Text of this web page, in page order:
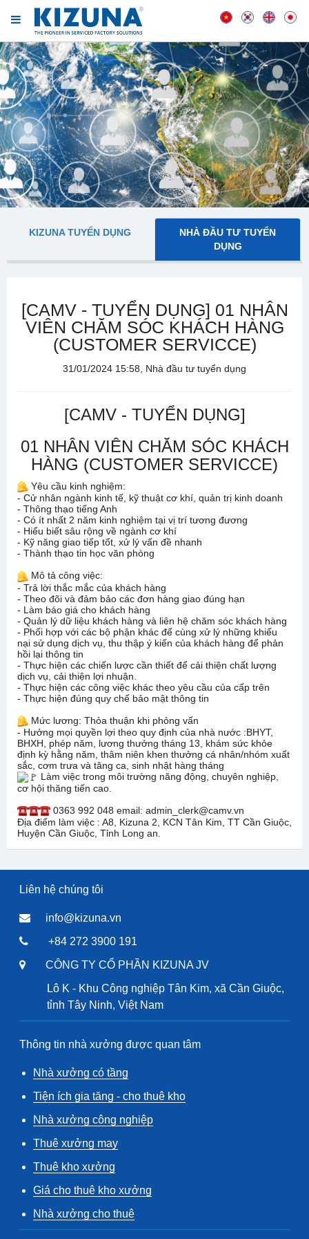
KIZUNA TUYỂN DỤNG
NHÀ ĐẦU TƯ TUYỂN
DỤNG
[CAMV - TUYỂN DỤNG] 01 NHÂN
VIÊN CHĂM SÓC KHÁCH HÀNG
(CUSTOMER SERVICCE)
31/01/2024 15:58, Nhà đầu tư tuyển dụng
[CAMV - TUYỂN DỤNG]
01 NHÂN VIÊN CHĂM SÓC KHÁCH
HÀNG (CUSTOMER SERVICCE)
Yêu cầu kinh nghiệm:
- Cử nhân ngành kinh tế, kỹ thuật cơ khí, quản trị kinh doanh
- Thông thạo tiếng Anh
- Có ít nhất 2 năm kinh nghiệm tại vị trí tương đương
- Hiểu biết sâu rộng về ngành cơ khí
- Kỹ năng giao tiếp tốt, xử lý vấn đề nhanh
- Thành thạo tin học văn phòng
Mô tả công việc:
- Trả lời thắc mắc của khách hàng
- Theo đõi và đảm bảo các đơn hàng giao đúng hạn
- Làm báo giá cho khách hàng
- Quản lý dữ liệu khách hàng và liên hệ chăm sóc khách hàng
- Phối hợp với các bộ phận khác để cùng xử lý những khiếu
nại sử dụng dịch vụ, thu thập ý kiến của khách hàng để phản
hồi lại thông tin
- Thực hiện các chiến lược cần thiết để cải thiện chất lượng
dịch vụ, cải thiện lợi nhuận.
- Thực hiện các công việc khác theo yêu cầu của cấp trên
- Thực hiện đúng quy chế bảo mật thông tin
Mức lương: Thỏa thuận khi phỏng vấn
- Hưởng mọi quyền lợi theo quy định của nhà nước :BHYT,
BHXH, phép năm, lương thưởng tháng 13, khám sức khỏe
định kỳ hằng năm, thâm niên khen thưởng cá nhân/nhóm xuất
sắc, cơm trưa và tăng ca, sinh nhật hàng tháng
Làm việc trong môi trường năng động, chuyên nghiệp,
cơ hội thăng tiến cao.
0363 992 048 email: admin_clerk@camv.vn
Địa điểm làm việc : A8, Kizuna 2, KCN Tân Kim, TT Cần Giuộc,
Huyện Cần Giuộc, Tỉnh Long an.
Liên hệ chúng tôi
info@kizuna.vn
+84 272 3900 191
CÔNG TY CỔ PHẦN KIZUNA JV
Lô K - Khu Công nghiệp Tân Kim, xã Cần Giuộc,
tỉnh Tây Ninh, Việt Nam
Thông tin nhà xưởng được quan tâm
Nhà xưởng có tầng
Tiện ích gia tăng - cho thuê kho
Nhà xưởng công nghiệp
Thuê xưởng may
Thuê kho xưởng
Giá cho thuê kho xưởng
Nhà xưởng cho thuê